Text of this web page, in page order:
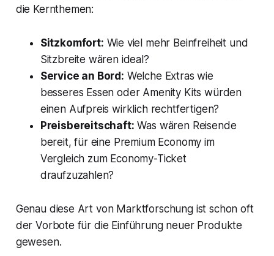
die Kernthemen:
Sitzkomfort: Wie viel mehr Beinfreiheit und
Sitzbreite wären ideal?
Service an Bord: Welche Extras wie
besseres Essen oder Amenity Kits würden
einen Aufpreis wirklich rechtfertigen?
Preisbereitschaft: Was wären Reisende
bereit, für eine Premium Economy im
Vergleich zum Economy-Ticket
draufzuzahlen?
Genau diese Art von Marktforschung ist schon oft
der Vorbote für die Einführung neuer Produkte
gewesen.